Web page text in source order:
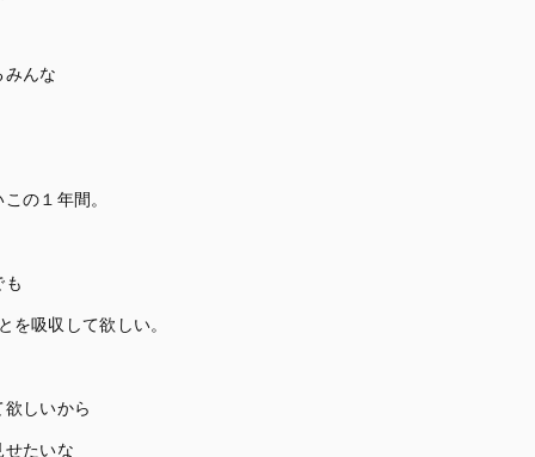
んな
の１年間。
も
を吸収して欲しい。
しいから
せたいな